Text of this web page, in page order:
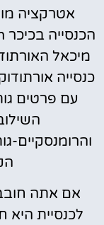
אטרקציה
מיכאל
כנסייה
עם פרטים
והרומנסקיים-
אם אתה
לכנסיית היא